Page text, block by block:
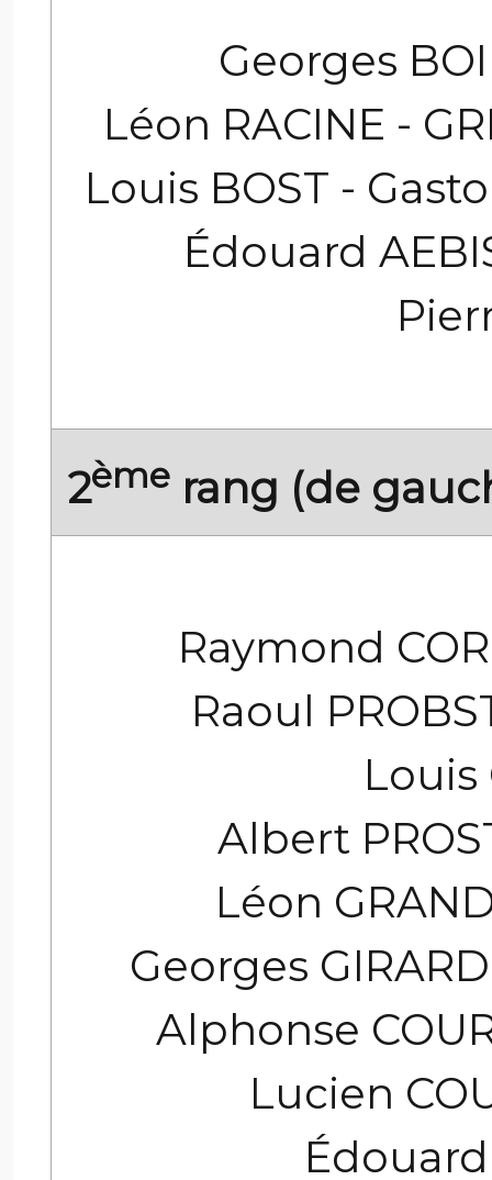
Georges
Léon RACINE -
Louis BOST -
Édouard
2èmerang (de
Raymond
Raoul
Louis
Albert
Léon
Georges
Alphonse
Lucien
Édouard